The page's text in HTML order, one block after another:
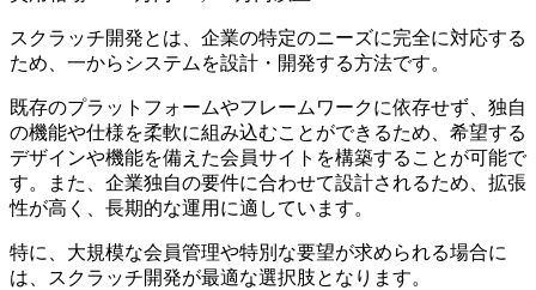
スクラッチ開発とは、企業の特定のニーズに完全に対応する
ため、一からシステムを設計・開発する方法です。
既存のプラットフォームやフレームワークに依存せず、独自
の機能や仕様を柔軟に組み込むことができるため、希望する
デザインや機能を備えた会員サイトを構築することが可能で
す。また、企業独自の要件に合わせて設計されるため、拡張
性が高く、長期的な運用に適しています。
特に、大規模な会員管理や特別な要望が求められる場合に
は、スクラッチ開発が最適な選択肢となります。